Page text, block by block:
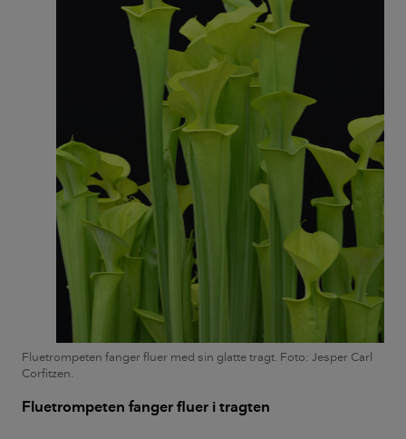
Fluetrompeten fanger fluer med sin glatte tragt. Foto: Jesper Carl
Corfitzen.
Fluetrompeten fanger fluer i tragten